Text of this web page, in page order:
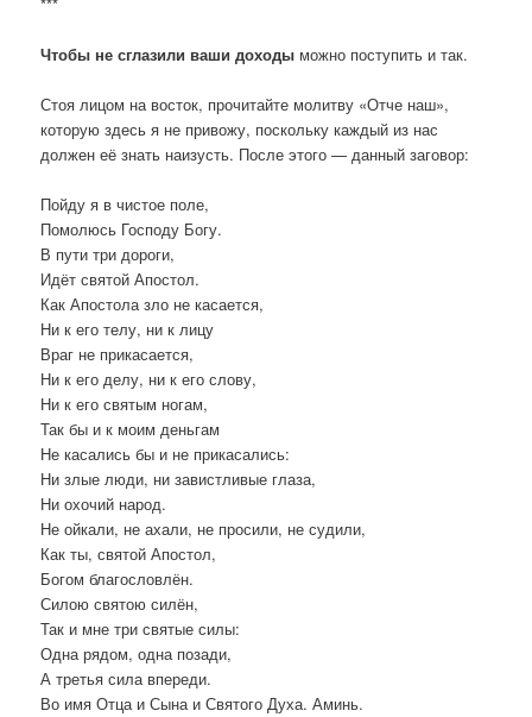
Чтобы не сглазили ваши доходы можно поступить и так.
Стоя лицом на восток, прочитайте молитву «Отче наш»,
которую здесь я не привожу, поскольку каждый из нас
должен её знать наизусть. После этого — данный заговор:
Пойду я в чистое поле,
Помолюсь Господу Богу.
В пути три дороги,
Идёт святой Апостол.
Как Апостола зло не касается,
Ни к его телу, ни к лицу
Враг не прикасается,
Ни к его делу, ни к его слову,
Ни к его святым ногам,
Так бы и к моим деньгам
Не касались бы и не прикасались:
Ни злые люди, ни завистливые глаза,
Ни охочий народ.
Не ойкали, не ахали, не просили, не судили,
Как ты, святой Апостол,
Богом благословлён.
Силою святою силён,
Так и мне три святые силы:
Одна рядом, одна позади,
А третья сила впереди.
Во имя Отца и Сына и Святого Духа. Аминь.